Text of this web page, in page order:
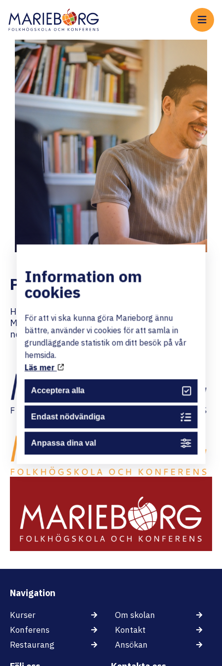
Pressmaterial
Här kan du ladda ner profilmaterial för
Marieborg Folkhögskola. Klicka på en logotyp
nedan för att ladda ner den till din dator
Navigation
Kurser
Konferens
Restaurang
Om skolan
Kontakt
Ansökan
Information om
cookies
För att vi ska kunna göra Marieborg ännu
bättre, använder vi cookies för att samla in
grundläggande statistik om ditt besök på vår
hemsida.
Läs mer
Acceptera alla
Endast nödvändiga
Anpassa dina val